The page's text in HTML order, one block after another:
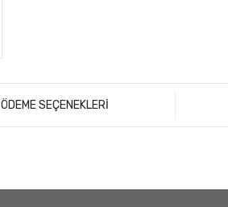
ÖDEME SEÇENEKLERİ